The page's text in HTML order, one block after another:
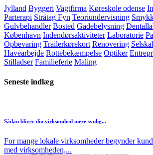
Jylland Byggeri Vagtfirma Køreskole odense
Parterapi Stråtag Fyn Teoriundervisning
Gulvbehandler Bosted Gadebelysning
København Indendørsaktiviteter Laboratorie
Opbevaring Trailerkørekort Renovering
Havearbejde Rottebekæmpelse Optiker
Stilladser Familieferie Maling
Seneste indlæg
Sådan bliver din virksomhed mere synlig...
For mange lokale virksomheder begynder
med virksomheden,...